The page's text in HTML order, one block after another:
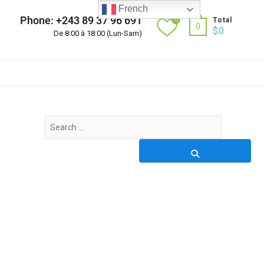
Phone: +243 89 37 96 691
De 8:00 à 18:00 (Lun-Sam)
0
0
Total
$0
Search
French